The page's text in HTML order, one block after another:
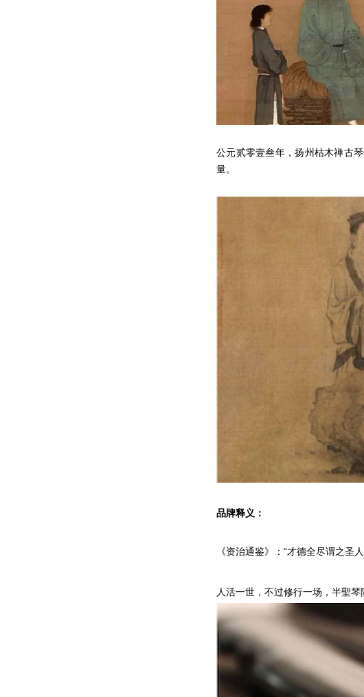
公元贰零壹叁年，扬州枯木禅古
量。
品牌释义：
《资治通鉴》：“才德全尽谓之
人活一世，不过修行一场，半聖